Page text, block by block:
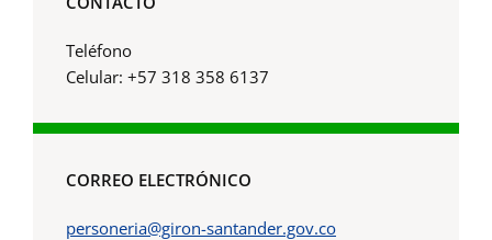
Teléfono
Celular: +57 318 358 6137
CORREO ELECTRÓNICO
personeria@giron-santander.gov.co